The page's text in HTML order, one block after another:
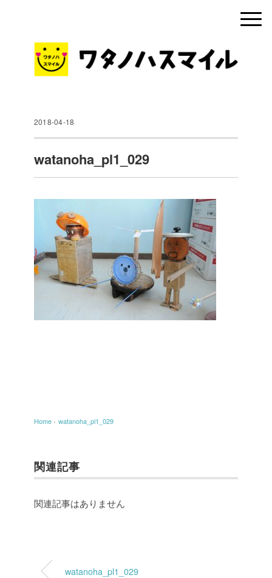
2018-04-18
watanoha_pl1_029
Home › watanoha_pl1_029
関連記事
関連記事はありません
watanoha_pl1_029